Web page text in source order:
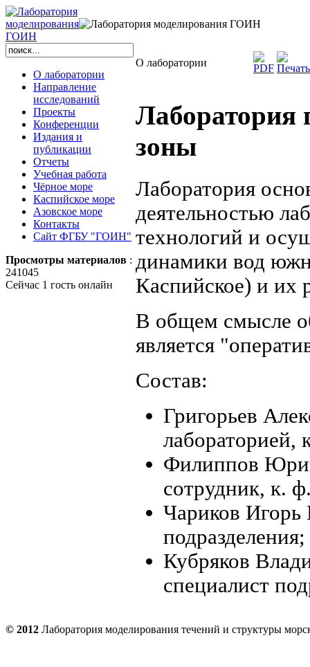
О лаборатории
Направление
исследований
Проекты
Конференции
Издания и
публикации
Отчеты
Учебная работа
Чёрное море
Каспийское море
Азовское море
Контакты
Сайт ФГБУ "ГОИН"
Просмотры материалов :
241045
Сейчас 1 гость онлайн
О лаборатории
Лаборатория
зоны
Лаборатория
деятельностью
технологий и
динамики вод
Каспийское) и их
В общем смысле
является
Состав:
Григорьев
лабораторией,
Филиппов
сотрудник, к.
Чариков
подразделения;
Кубряков
специалист
© 2012 Лаборатория моделирования течений и структуры